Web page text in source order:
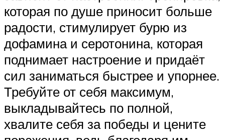
которая по душе приносит больше
радости, стимулирует бурю из
дофамина и серотонина, которая
поднимает настроение и придаёт
сил заниматься быстрее и упорнее.
Требуйте от себя максимум,
выкладывайтесь по полной,
хвалите себя за победы и цените